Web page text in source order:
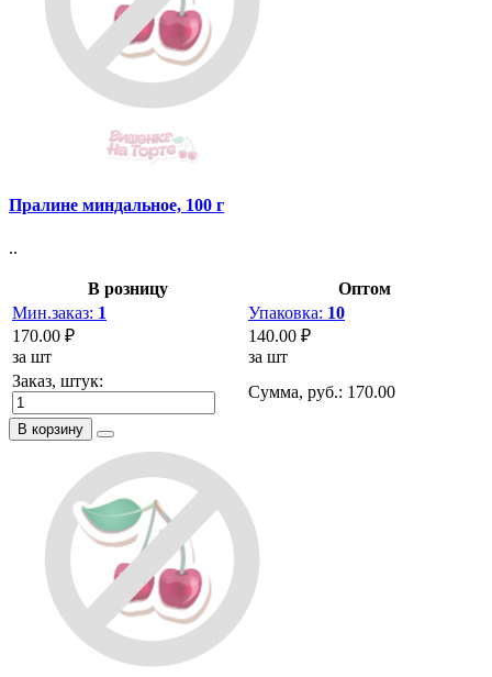
Пралине миндальное, 100 г
..
В розницу
Оптом
Мин.заказ: 1
170.00 ₽
за шт
Упаковка: 10
140.00 ₽
за шт
Заказ, штук:
Сумма, руб.: 170.00
В корзину